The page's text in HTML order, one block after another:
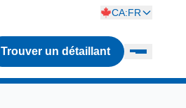
CA:FR
Trouver un détaillant